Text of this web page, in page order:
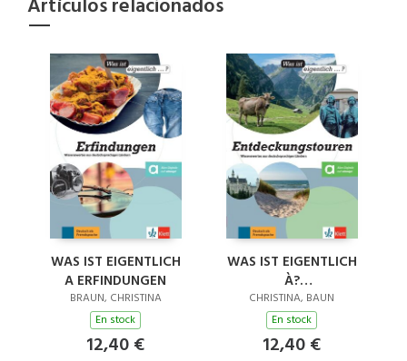
WAS IST EIGENTLICH
A ERFINDUNGEN
BRAUN, CHRISTINA
En stock
12,40 €
WAS IST EIGENTLICH
À?
ENTDECKUNGSTOUREN
CHRISTINA, BAUN
En stock
12,40 €